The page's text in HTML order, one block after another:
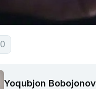
0
Yoqubjon Bobojonov